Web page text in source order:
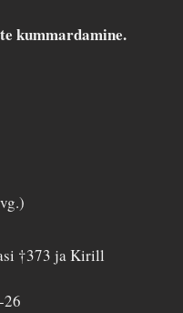
kummardamine.
†373 ja Kirill